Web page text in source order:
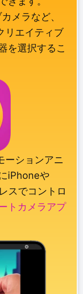
メラなど、
リエイティブ
を選択するこ
ーションアニ
iPhoneや
スでコントロ
トカメラアプ